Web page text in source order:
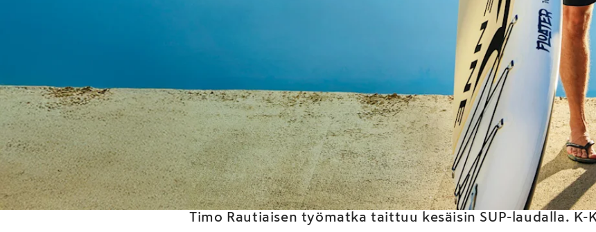
Designvelho
Timo Rautiaisen työmatka taittuu kesäisin SUP-laudalla. K-